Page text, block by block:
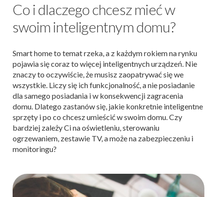
Co i dlaczego chcesz mieć w
swoim inteligentnym domu?
Smart home to temat rzeka, a z każdym rokiem na rynku
pojawia się coraz to więcej inteligentnych urządzeń. Nie
znaczy to oczywiście, że musisz zaopatrywać się we
wszystkie. Liczy się ich funkcjonalność, a nie posiadanie
dla samego posiadania i w konsekwencji zagracenia
domu. Dlatego zastanów się, jakie konkretnie inteligentne
sprzęty i po co chcesz umieścić w swoim domu. Czy
bardziej zależy Ci na oświetleniu, sterowaniu
ogrzewaniem, zestawie TV, a może na zabezpieczeniu i
monitoringu?